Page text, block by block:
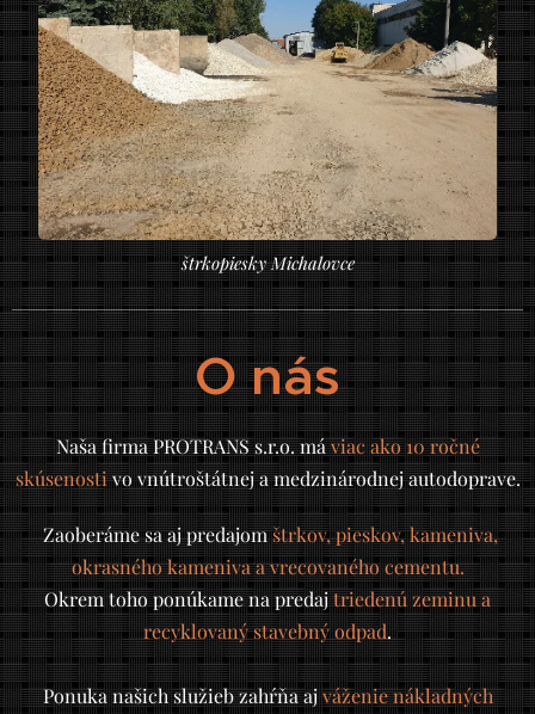
štrkopiesky Michalovce
O nás
Naša firma PROTRANS s.r.o. máviac ako 10 ročné
skúsenostivo vnútroštátnej a medzinárodnej autodoprave.
Zaoberáme sa aj predajomštrkov, pieskov, kameniva,
okrasného kameniva a vrecovaného cementu.
Okrem toho ponúkame na predajtriedenú zeminu a
recyklovaný stavebný odpad.
Ponuka našich služieb zahŕňa aj váženie nákladných